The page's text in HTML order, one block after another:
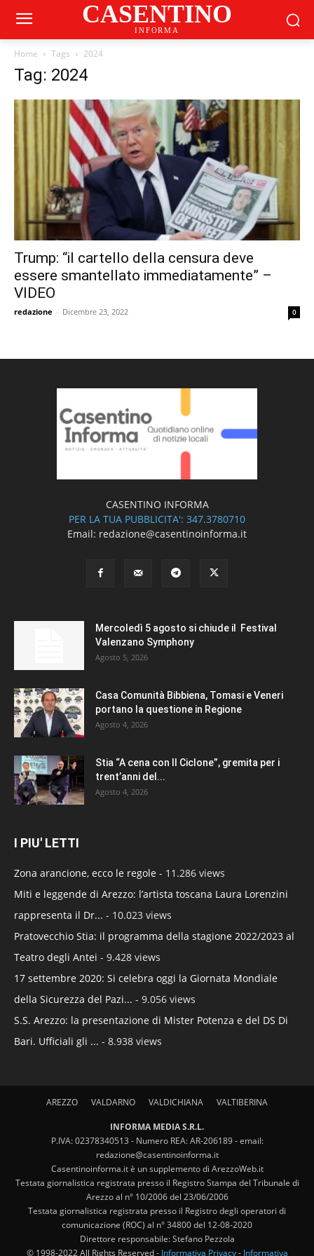
CASENTINO
INFORMA
Home Tags 2024
Tag: 2024
Trump: “il cartello della censura deve
essere smantellato immediatamente” –
VIDEO
redazione - Dicembre 23, 2022 0
CASENTINO INFORMA
PER LA TUA PUBBLICITA': 347.3780710
Email: redazione@casentinoinforma.it
Mercoledì 5 agosto si chiude il Festival
Valenzano Symphony
Agosto 5, 2026
Casa Comunità Bibbiena, Tomasi e Veneri
portano la questione in Regione
Agosto 4, 2026
Stia “A cena con Il Ciclone”, gremita per i
trent’anni del...
Agosto 4, 2026
I PIU' LETTI
Zona arancione, ecco le regole - 11.286 views
Miti e leggende di Arezzo: l’artista toscana Laura Lorenzini
rappresenta il Dr... - 10.023 views
Pratovecchio Stia: il programma della stagione 2022/2023 al
Teatro degli Antei - 9.428 views
17 settembre 2020: Si celebra oggi la Giornata Mondiale
della Sicurezza del Pazi... - 9.056 views
S.S. Arezzo: la presentazione di Mister Potenza e del DS Di
Bari. Ufficiali gli ... - 8.938 views
AREZZO VALDARNO VALDICHIANA VALTIBERINA
INFORMA MEDIA S.R.L.
P.IVA: 02378340513 - Numero REA: AR-206189 - email:
redazione@casentinoinforma.it
Casentinoinforma.it è un supplemento di ArezzoWeb.it
Testata giornalistica registrata presso il Registro Stampa del Tribunale di
Arezzo al n° 10/2006 del 23/06/2006
Testata giornalistica registrata presso il Registro degli operatori di
comunicazione (ROC) al n° 34800 del 12-08-2020
Direttore responsabile: Stefano Pezzola
© 1998-2022 All Rights Reserved - Informativa Privacy- Informativa